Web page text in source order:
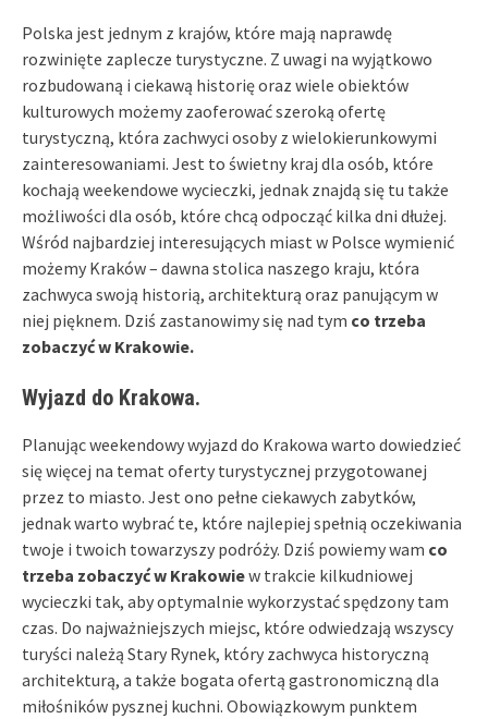
Polska jest jednym z krajów, które mają naprawdę
rozwinięte zaplecze turystyczne. Z uwagi na wyjątkowo
rozbudowaną i ciekawą historię oraz wiele obiektów
kulturowych możemy zaoferować szeroką ofertę
turystyczną, która zachwyci osoby z wielokierunkowymi
zainteresowaniami. Jest to świetny kraj dla osób, które
kochają weekendowe wycieczki, jednak znajdą się tu także
możliwości dla osób, które chcą odpocząć kilka dni dłużej.
Wśród najbardziej interesujących miast w Polsce wymienić
możemy Kraków – dawna stolica naszego kraju, która
zachwyca swoją historią, architekturą oraz panującym w
niej pięknem. Dziś zastanowimy się nad tym co trzeba
zobaczyć w Krakowie.
Wyjazd do Krakowa.
Planując weekendowy wyjazd do Krakowa warto dowiedzieć
się więcej na temat oferty turystycznej przygotowanej
przez to miasto. Jest ono pełne ciekawych zabytków,
jednak warto wybrać te, które najlepiej spełnią oczekiwania
twoje i twoich towarzyszy podróży. Dziś powiemy wam co
trzeba zobaczyć w Krakowiew trakcie kilkudniowej
wycieczki tak, aby optymalnie wykorzystać spędzony tam
czas. Do najważniejszych miejsc, które odwiedzają wszyscy
turyści należą Stary Rynek, który zachwyca historyczną
architekturą, a także bogata ofertą gastronomiczną dla
miłośników pysznej kuchni. Obowiązkowym punktem